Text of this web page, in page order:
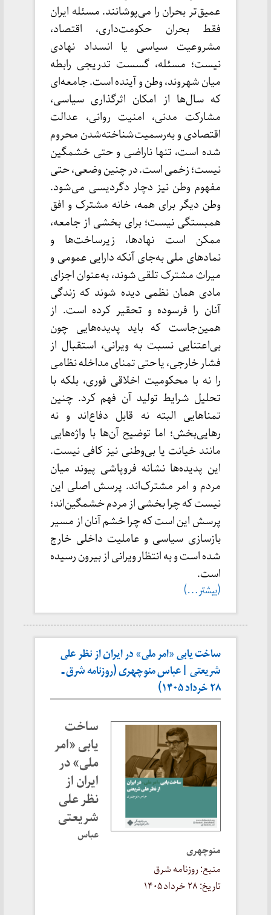
عمیق‌تر بحران را می‌پوشانند. مسئله ایران
فقط بحران حکومت‌داری، اقتصاد،
مشروعیت سیاسی یا انسداد نهادی
نیست؛ مسئله، گسست تدریجی رابطه
میان شهروند، وطن و آینده است. جامعه‌ای
که سال‌ها از امکان اثرگذاری سیاسی،
مشارکت مدنی، امنیت روانی، عدالت
اقتصادی و به‌رسمیت‌شناخته‌شدن محروم
شده است، تنها ناراضی و حتی خشمگین
نیست؛ زخمی است. در چنین وضعی، حتی
مفهوم وطن نیز دچار دگردیسی می‌شود.
وطن دیگر برای همه، خانه مشترک و افق
همبستگی نیست؛ برای بخشی از جامعه،
ممکن است نهادها، زیرساخت‌ها و
نمادهای ملی به‌جای آنکه دارایی عمومی و
میراث مشترک تلقی شوند، به‌عنوان اجزای
مادی همان نظمی دیده شوند که زندگی
آنان را فرسوده و تحقیر کرده است. از
همین‌جاست که باید پدیده‌هایی چون
بی‌اعتنایی نسبت به ویرانی، استقبال از
فشار خارجی، یا حتی تمنای مداخله نظامی
را نه با محکومیت اخلاقی فوری، بلکه با
تحلیل شرایط تولید آن فهم کرد. چنین
تمناهایی البته نه قابل دفاع‌اند و نه
رهایی‌بخش؛ اما توضیح آن‌ها با واژه‌هایی
مانند خیانت یا بی‌وطنی نیز کافی نیست.
این پدیده‌ها نشانه فروپاشی پیوند میان
مردم و امر مشترک‌اند. پرسش اصلی این
نیست که چرا بخشی از مردم خشمگین‌اند؛
پرسش این است که چرا خشم آنان از مسیر
بازسازی سیاسی و عاملیت داخلی خارج
شده است و به انتظار ویرانی از بیرون رسیده
است.
(بیشتر…)
ساخت یابی «امر ملی» در ایران از نظر علی
شریعتی | عباس منوچهری (روزنامه شرق ـ
۲۸ خرداد ۱۴۰۵)
ساخت
یابی «امر
ملی» در
ایران از
نظر علی
شریعتی
عباس
منوچهری
منبع: روزنامه شرق
تاریخ: ۲۸ خرداد ۱۴۰۵